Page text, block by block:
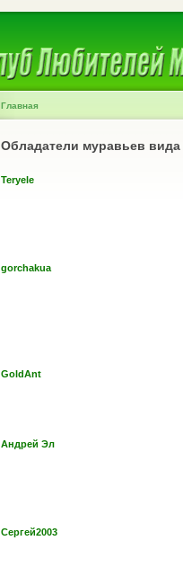
Главная
Обладатели муравьев вида
Teryele
gorchakua
GoldAnt
Андрей Эл
Сергей2003